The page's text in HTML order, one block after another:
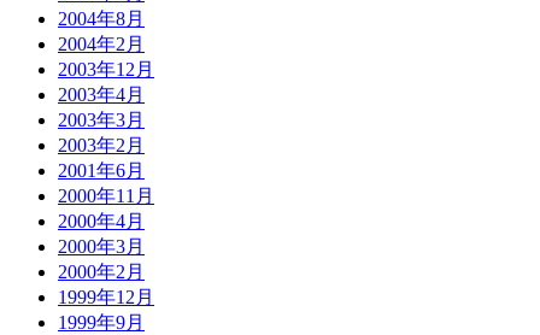
2004年8月
2004年2月
2003年12月
2003年4月
2003年3月
2003年2月
2001年6月
2000年11月
2000年4月
2000年3月
2000年2月
1999年12月
1999年9月